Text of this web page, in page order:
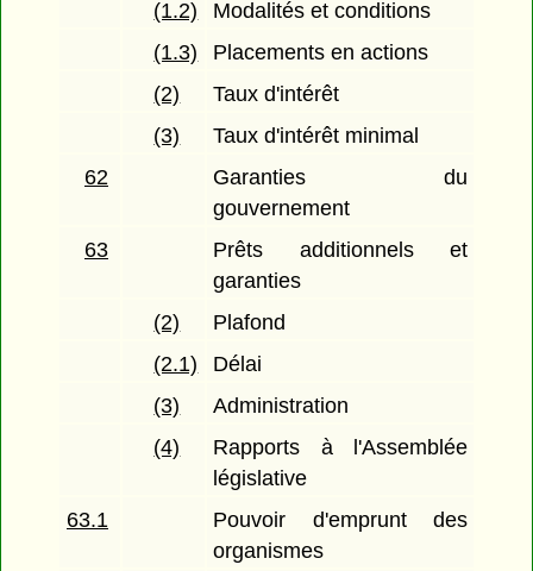
(1.2)
Modalités et conditions
(1.3)
Placements en actions
(2)
Taux d'intérêt
(3)
Taux d'intérêt minimal
62
Garanties du
gouvernement
63
Prêts additionnels et
garanties
(2)
Plafond
(2.1)
Délai
(3)
Administration
(4)
Rapports à l'Assemblée
législative
63.1
Pouvoir d'emprunt des
organismes